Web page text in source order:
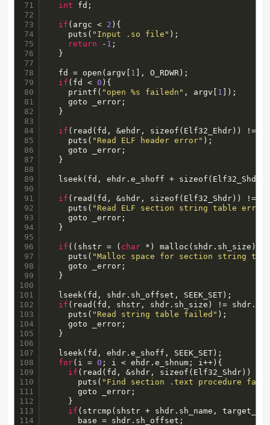
71
72
73
74
75
76
77
78
79
80
81
82
83
84
85
86
87
88
89
90
91
92
93
94
95
96
97
98
99
100
101
102
103
104
105
106
107
108
109
110
111
112
113
114
int fd;
if (argc < 2 ){
    puts(
"Input .so file" );
return - 1 ;
  }
  fd = open(argv[
1 ], O_RDWR);
if (fd < 0 ){
    printf(
"open %s failedn" , argv[ 1 ]);
    goto _error;
  }
if (read(fd, &ehdr, sizeof(Elf32_Ehdr)) !=
    puts(
"Read ELF header error" );
    goto _error;
  }
lseek(fd, ehdr.e_shoff +
if (read(fd, &shdr, sizeof(Elf32_Shdr)) !=
    puts(
"Read ELF section string table
    goto _error;
  }
if ((shstr = ( char *) malloc(shdr.sh_size))
    puts(
"Malloc space for section string
    goto _error;
  }
  lseek(fd, shdr.sh_offset, SEEK_SET);
if (read(fd, shstr, shdr.sh_size) !=
    puts(
"Read string table failed" );
    goto _error;
  }
  lseek(fd, ehdr.e_shoff, SEEK_SET);
for(i = 0 ; i < ehdr.e_shnum; i++){
if (read(fd, &shdr, sizeof(Elf32_Shdr)) !=
      puts(
"Find section .text procedure
      goto _error;
    }
if (strcmp(shstr + shdr.sh_name,
      base = shdr.sh_offset;